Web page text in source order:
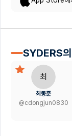
SYDERS의
최
최동준
@cdongjun0830